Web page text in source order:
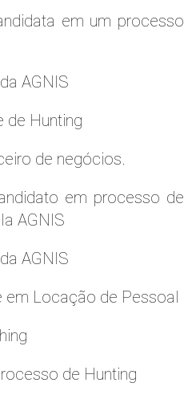
em um processo
AGNIS
de Hunting
de negócios.
em processo de
AGNIS
AGNIS
em Locação de Pessoal
de Hunting